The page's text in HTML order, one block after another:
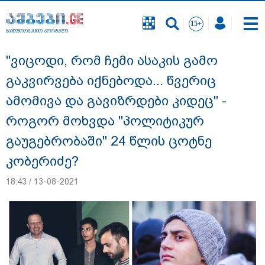
საინფორმაციო პორტალი
სასკოლო ფორმების ჩინეთიდან
საქართველოში მოწოდება სამ ეტაპად
მოხდება - დეტალები
საინფორმაციო პორტალი
"ვიცოდი, რომ ჩემი ასაკის გამო
გაკვირვება იქნებოდა... წვერიც
ამომივა და გავიზრდები კიდეც" -
როგორ მოხვდა "პოლიტიკურ
გაუგებრობაში" 24 წლის ცოტნე
კობერიძე?
18:43 / 13-08-2021